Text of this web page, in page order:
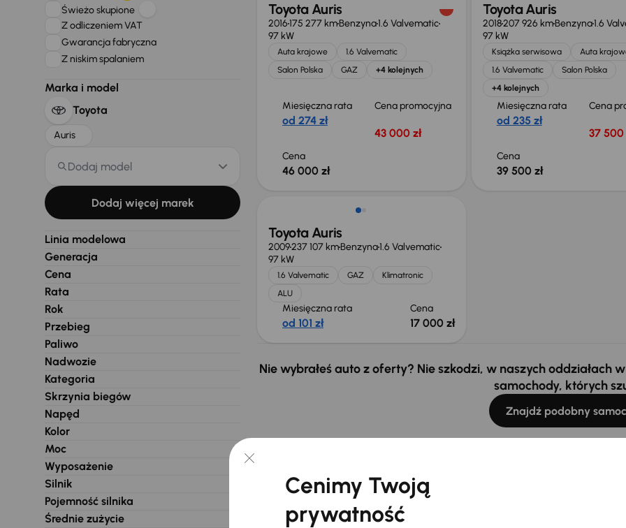
Świeżo skupione
Z odliczeniem VAT
Gwarancja fabryczna
Z niskim spalaniem
Marka i model
Toyota
Auris
Dodaj model
Dodaj więcej marek
Linia modelowa
Generacja
Cena
Rata
Rok
Przebieg
Paliwo
Nadwozie
Kategoria
Skrzynia biegów
Napęd
Kolor
Moc
Wyposażenie
Silnik
Pojemność silnika
Średnie zużycie
Toyota Auris
2016175 277 kmBenzyna1.6 Valvematic
97 kW
Auta krajowe
1.6 Valvematic
Salon Polska
GAZ +4 kolejnych
Miesięczna rata
od 274 zł
Cena promocyjna
43 000 zł
Cena
46 000 zł
Toyota Auris
2018207 926 kmBenzyna1.6
97 kW
Książka serwisowa
Auta
1.6 Valvematic
Salon Polska
+4 kolejnych
Miesięczna rata
od 235 zł
Cena
37 500
Cena
39 500 zł
Toyota Auris
2009237 107 kmBenzyna1.6 Valvematic
97 kW
1.6 Valvematic GAZ
Klimatronic
ALU
Miesięczna rata
od 101 zł
Cena
17 000 zł
Nie wybrałeś auto z oferty? Nie szkodzi, w naszych oddziałach
samochody, których
Znajdź podobny
Cenimy Twoją
prywatność